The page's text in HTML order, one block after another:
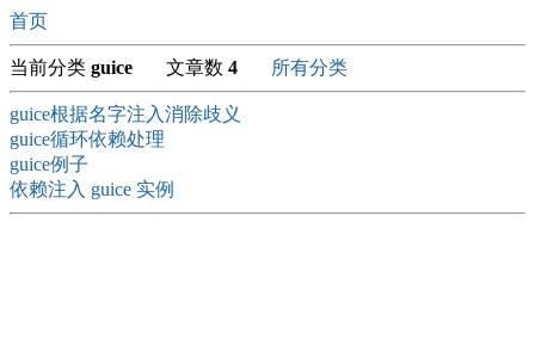
首页
当前分类 guice 文章数 4 所有分类
guice根据名字注入消除歧义
guice循环依赖处理
guice例子
依赖注入 guice 实例